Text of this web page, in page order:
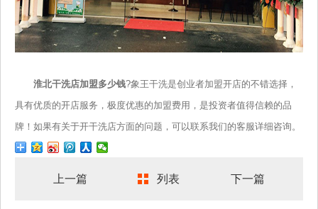
淮北干洗店加盟多少钱?象王干洗是创业者加盟开店的不错选择，
具有优质的开店服务，极度优惠的加盟费用，是投资者值得信赖的品
牌！如果有关于开干洗店方面的问题，可以联系我们的客服详细咨询。
上一篇 列表 下一篇